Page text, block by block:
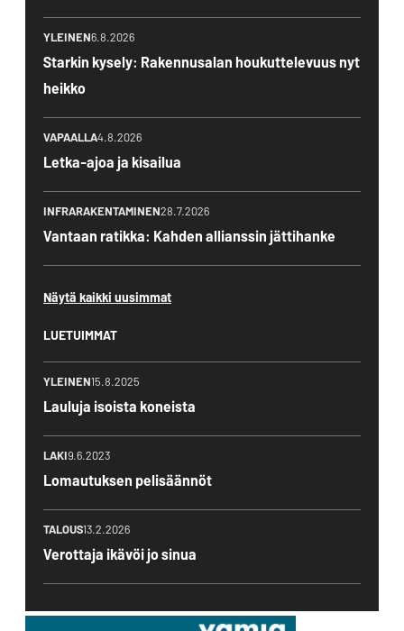
YLEINEN6.8.2026
Starkin kysely: Rakennusalan houkuttelevuus nyt
heikko
VAPAALLA4.8.2026
Letka-ajoa ja kisailua
INFRARAKENTAMINEN28.7.2026
Vantaan ratikka: Kahden allianssin jättihanke
Näytä kaikki uusimmat
LUETUIMMAT
YLEINEN15.8.2025
Lauluja isoista koneista
LAKI9.6.2023
Lomautuksen pelisäännöt
TALOUS13.2.2026
Verottaja ikävöi jo sinua